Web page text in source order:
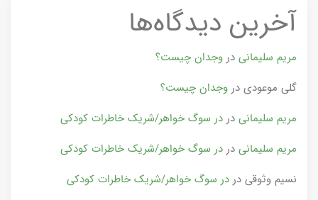
آخرین دیدگاه‌ها
مریم سلیمانی در وجدان چیست؟
گلی موعودی در وجدان چیست؟
مریم سلیمانی در در سوگ خواهر/شریک خاطرات کودکی
مریم سلیمانی در در سوگ خواهر/شریک خاطرات کودکی
نسیم وثوقی در در سوگ خواهر/شریک خاطرات کودکی